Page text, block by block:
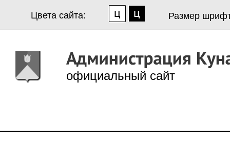
Цвета сайта: Размер
официальный сайт